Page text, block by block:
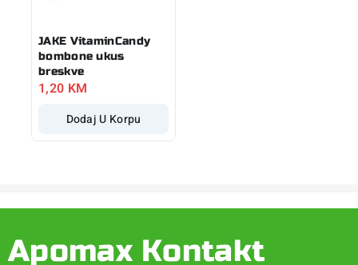
JAKE VitaminCandy
bombone ukus
breskve
1,20 KM
Dodaj U Korpu
Apomax Kontakt